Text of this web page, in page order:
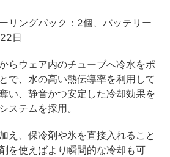
リングパック：2個、バッテリー
日
らウェア内のチューブへ冷水をポ
で、水の高い熱伝導率を利用して
い、静音かつ安定した冷却効果を
ステムを採用。
え、保冷剤や氷を直接入れること
を使えばより瞬間的な冷却も可